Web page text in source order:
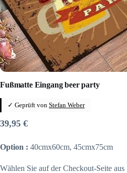
Fußmatte Eingang beer party
✓ Geprüft von Stefan Weber
39,95 €
Option : 40cmx60cm, 45cmx75cm
Wählen Sie auf der Checkout-Seite aus